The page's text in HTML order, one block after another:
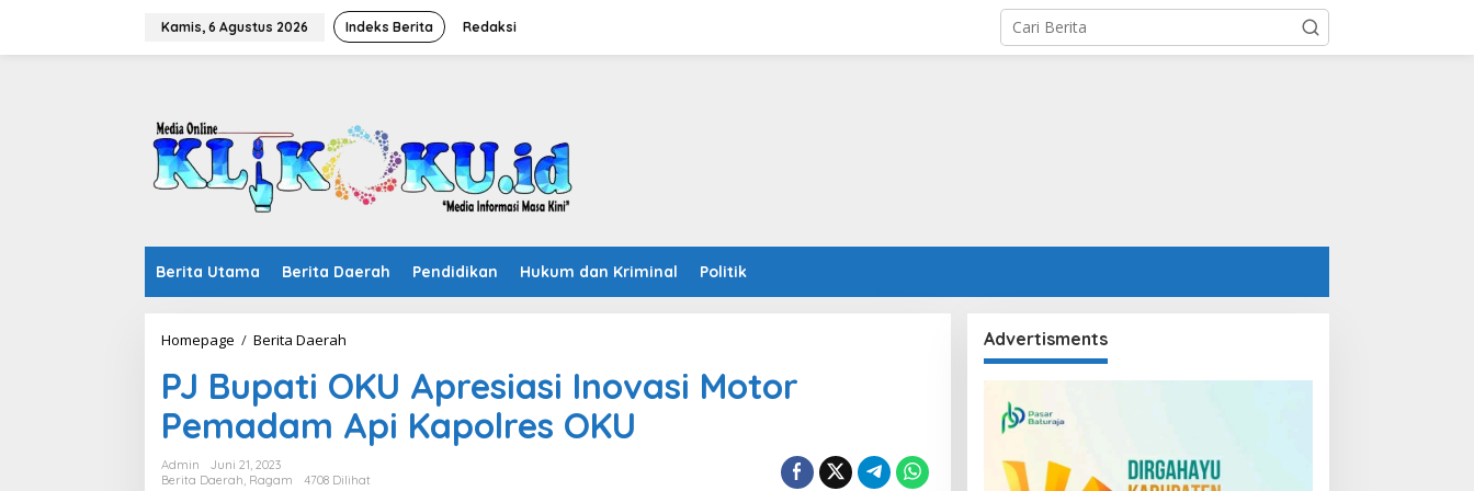
Kamis, 6 Agustus 2026 Indeks Berita Redaksi
Berita Utama Berita Daerah Pendidikan Hukum dan Kriminal Politik
Homepage / Berita Daerah
OKU
Apresiasi
Inovasi
Motor
Api
PJ Bupati OKU Apresiasi Inovasi Motor
Pemadam Api Kapolres OKU
Admin
Juni 21, 2023
Berita Daerah, Ragam 4708 Dilihat
Advertisments